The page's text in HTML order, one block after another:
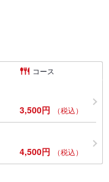
コース
3,500円 （税込）
4,500円 （税込）